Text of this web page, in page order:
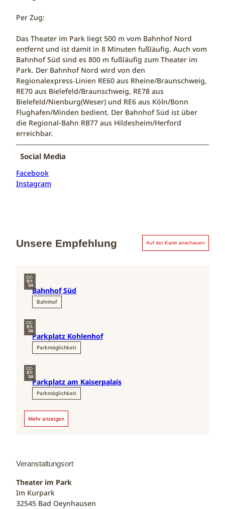
Per Zug:
Das Theater im Park liegt 500 m vom Bahnhof Nord
entfernt und ist damit in 8 Minuten fußläufig. Auch vom
Bahnhof Süd sind es 800 m fußläufig zum Theater im
Park. Der Bahnhof Nord wird von den
Regionalexpress‑Linien RE60 aus Rheine/Braunschweig,
RE70 aus Bielefeld/Braunschweig, RE78 aus
Bielefeld/Nienburg(Weser) und RE6 aus Köln/Bonn
Flughafen/Minden bedient. Der Bahnhof Süd ist über
die Regional-Bahn RB77 aus Hildesheim/Herford
erreichbar.
Social Media
Facebook
Instagram
Unsere Empfehlung Auf der Karte anschauen
CC-
BY-
SABahnhof Süd
Bahnhof
CC-
BY-
SAParkplatz Kohlenhof
Parkmöglichkeit
CC-
BY-
SAParkplatz am Kaiserpalais
Parkmöglichkeit
Mehr anzeigen
Veranstaltungsort
Theater im Park
Im Kurpark
32545 Bad Oeynhausen